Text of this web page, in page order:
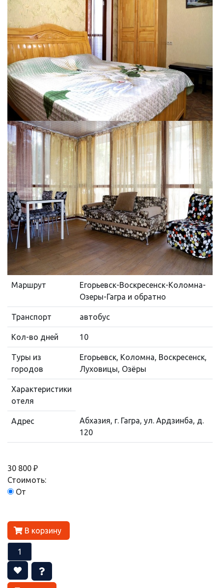
Маршрут
Егорьевск-Воскресенск-Коломна-
Озеры-Гагра и обратно
Транспорт автобус
Кол-во дней 10
Туры из
городов
Егорьевск, Коломна, Воскресенск,
Луховицы, Озёры
Характеристики
отеля
Адрес
Абхазия, г. Гагра, ул. Ардзинба, д.
120
30 800 ₽
Стоимоть:
От
В корзину